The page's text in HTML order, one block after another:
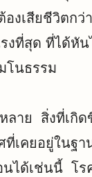
งเสียชีวิตก
งที่สุด ที่ได้หั
โนธรรม
ลาย สิ่งที่เกิ
เคยอยู่ในฐ
นได้เช่นนี้ โ